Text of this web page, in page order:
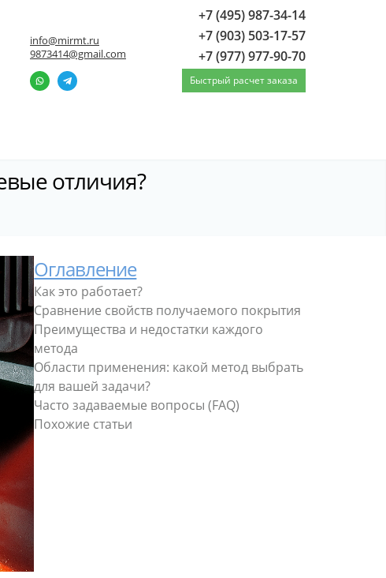
info@mirmt.ru
9873414@gmail.com
+7 (495) 987-34-14
+7 (903) 503-17-57
+7 (977) 977-90-70
Быстрый расчет заказа
отличия?
Оглавление
Как это работает?
Сравнение свойств получаемого покрытия
Преимущества и недостатки каждого
метода
Области применения: какой метод выбрать
для вашей задачи?
Часто задаваемые вопросы (FAQ)
Похожие статьи